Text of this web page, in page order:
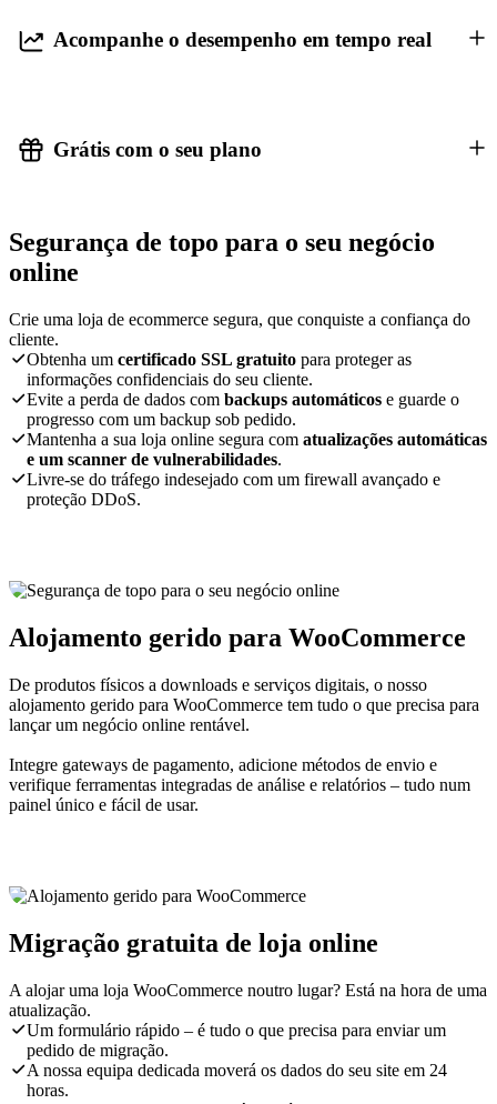
Acompanhe o desempenho em tempo real
Grátis com o seu plano
Segurança de topo para o seu negócio
online
Crie uma loja de ecommerce segura, que conquiste a confiança do
cliente.
Obtenha um certificado SSL gratuito para proteger as
informações confidenciais do seu cliente.
Evite a perda de dados com backups automáticos e guarde o
progresso com um backup sob pedido.
Mantenha a sua loja online segura com atualizações automáticas
e um scanner de vulnerabilidades.
Livre-se do tráfego indesejado com um firewall avançado e
proteção DDoS.
Alojamento gerido para WooCommerce
De produtos físicos a downloads e serviços digitais, o nosso
alojamento gerido para WooCommerce tem tudo o que precisa para
lançar um negócio online rentável.
Integre gateways de pagamento, adicione métodos de envio e
verifique ferramentas integradas de análise e relatórios – tudo num
painel único e fácil de usar.
Migração gratuita de loja online
A alojar uma loja WooCommerce noutro lugar? Está na hora de uma
atualização.
Um formulário rápido – é tudo o que precisa para enviar um
pedido de migração.
A nossa equipa dedicada moverá os dados do seu site em 24
horas.